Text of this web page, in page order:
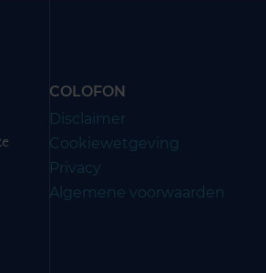
COLOFON
Disclaimer
Cookiewetgeving
Privacy
Algemene voorwaarden